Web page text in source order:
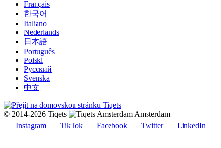
Français
한국어
Italiano
Nederlands
日本語
Português
Polski
Русский
Svenska
中文
© 2014-2026 Tiqets
Amsterdam
Instagram
TikTok Facebook Twitter LinkedIn